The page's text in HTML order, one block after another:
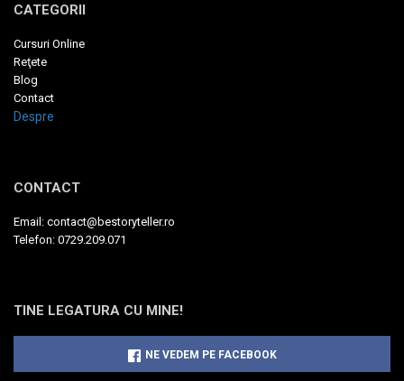
CATEGORII
Cursuri Online
Reţete
Blog
Contact
Despre
CONTACT
Email: contact@bestoryteller.ro
Telefon: 0729.209.071
TINE LEGATURA CU MINE!
NE VEDEM PE FACEBOOK